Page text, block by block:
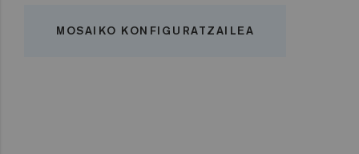
MOSAIKO KONFIGURATZAILEA